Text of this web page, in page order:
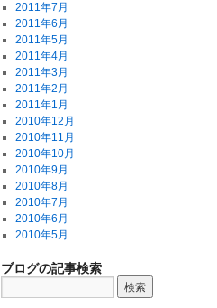
2011年7月
2011年6月
2011年5月
2011年4月
2011年3月
2011年2月
2011年1月
2010年12月
2010年11月
2010年10月
2010年9月
2010年8月
2010年7月
2010年6月
2010年5月
ブログの記事検索